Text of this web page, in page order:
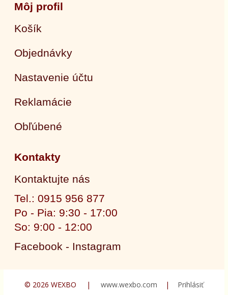
Môj profil
Košík
Objednávky
Nastavenie účtu
Reklamácie
Obľúbené
Kontakty
Kontaktujte nás
Tel.: 0915 956 877
Po - Pia: 9:30 - 17:00
So: 9:00 - 12:00
Facebook - Instagram
© 2026 WEXBO | www.wexbo.com | Prihlásiť